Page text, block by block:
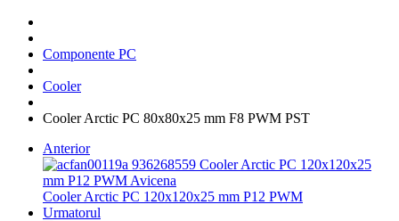
Componente PC
Cooler
Cooler Arctic PC 80x80x25 mm F8 PWM PST
Anterior
Cooler Arctic PC 120x120x25 mm P12 PWM
Urmatorul